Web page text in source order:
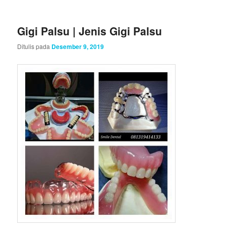
Gigi Palsu | Jenis Gigi Palsu
Ditulis pada Desember 9, 2019